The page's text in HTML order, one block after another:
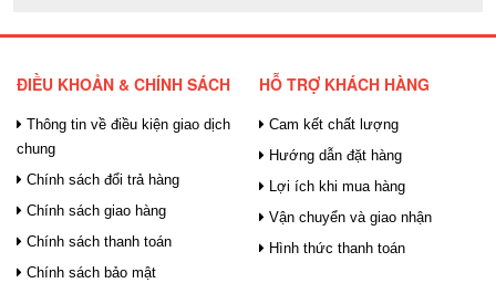
ĐIỀU KHOẢN & CHÍNH SÁCH
Thông tin về điều kiện giao dịch
chung
Chính sách đổi trả hàng
Chính sách giao hàng
Chính sách thanh toán
Chính sách bảo mật
HỖ TRỢ KHÁCH HÀNG
Cam kết chất lượng
Hướng dẫn đặt hàng
Lợi ích khi mua hàng
Vận chuyển và giao nhận
Hình thức thanh toán